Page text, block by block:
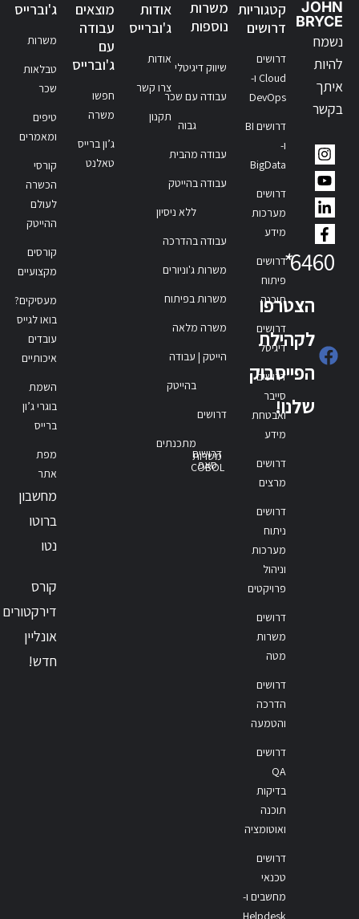
JOHN
BRYCE
נשמח
להיות
איתך
בקשר
6460
*
הצטרפו
לקהילת
הפייסבוק
שלנו!
קטגוריות
דרושים
דרושים
Cloud ו-
DevOps
דרושים BI
ו-
BigData
דרושים
מערכות
מידע
דרושים
פיתוח
תוכנה
דרושים
דיגיטל
דרושים
סייבר
ואבטחת
מידע
דרושים
מרצים
דרושים
ניתוח
מערכות
וניהול
פרויקטים
דרושים
משרות
מטה
דרושים
הדרכה
והטמעה
דרושים
QA
בדיקות
תוכנה
ואוטומציה
דרושים
טכנאי
מחשבים ו-
Helpdesk
משרות
נוספות
שיווק דיגיטלי
עבודה עם שכר
גבוה
עבודה מהבית
עבודה בהייטק
ללא ניסיון
עבודה בהדרכה
משרות ג'וניורים
משרות בפיתוח
משרה מלאה
הייטק | עבודה
בהייטק
דרושים
מתכנתים
דרושים
סאפ
משרות
COBOL
אודות
ג'וברייס
אודות
צרו קשר
תקנון
מוצאים
עבודה
עם
ג'וברייס
חפשו
משרה
ג’ון ברייס
טאלנט
ג'וברייס
משרות
טבלאות
שכר
טיפים
ומאמרים
קורסי
הכשרה
לעולם
ההייטק
קורסים
מקצועיים
מעסיקים?
בואו לגייס
עובדים
איכותיים
השמת
בוגרי ג’ון
ברייס
מפת
אתר
מחשבון
ברוטו
נטו
קורס
דירקטורים
אונליין
חדש!